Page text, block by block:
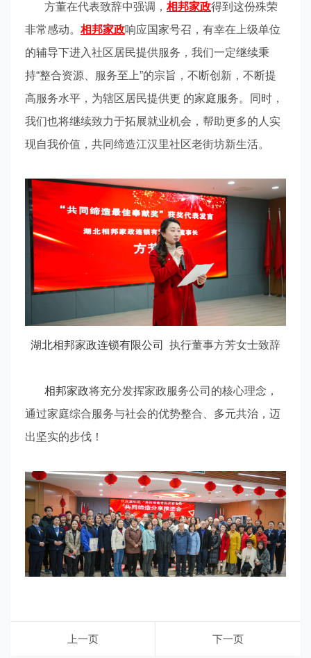
方董在代表致辞中强调， 相邦家政得到这份殊荣
非常感动。 相邦家政响应国家号召，有幸在上级单位
的辅导下进入社区居民提供服务，我们一定继续秉
持“整合资源、服务至上”的宗旨，不断创新，不断提
高服务水平，为辖区居民提供更 的家庭服务。同时，
我们也将继续致力于拓展就业机会，帮助更多的人实
现自我价值，共同缔造江汉里社区老街坊新生活。
湖北相邦家政连锁有限公司 执行董事方芳女士致辞
相邦家政将充分发挥家政服务公司的核心理念，
通过家庭综合服务与社会的优势整合、多元共治，迈
出坚实的步伐！
上一页 下一页